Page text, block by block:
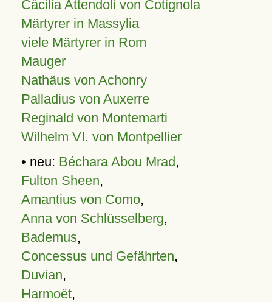
Cäcilia Attendoli von Cotignola
Märtyrer in Massylia
viele Märtyrer in Rom
Mauger
Nathäus von Achonry
Palladius von Auxerre
Reginald von Montemarti
Wilhelm VI. von Montpellier
• neu: Béchara Abou Mrad,
Fulton Sheen,
Amantius von Como,
Anna von Schlüsselberg,
Bademus,
Concessus und Gefährten,
Duvian,
Harmoët,